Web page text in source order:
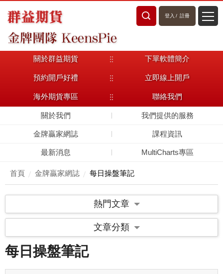
登入 / 註冊
關於群益期貨 下單軟體簡介
預約開戶好禮 立即線上開戶
海外期貨專區 聯絡我們
關於我們 我們提供的服務
金牌贏家網誌 課程資訊
最新消息 MultiCharts專區
首頁 金牌贏家網誌 每日操盤筆記
熱門文章
文章分類
每日操盤筆記